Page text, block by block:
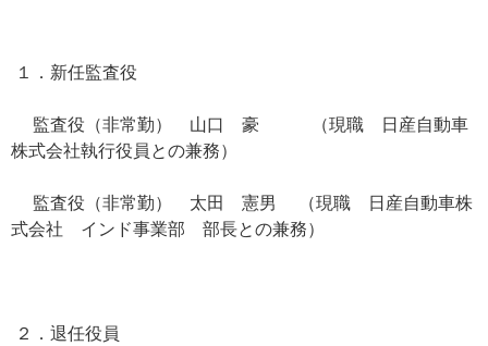
１．新任監査役
監査役（非常勤） 山口 豪 （現職 日産自動車
株式会社執行役員との兼務）
監査役（非常勤） 太田 憲男 （現職 日産自動車株
式会社 インド事業部 部長との兼務）
２．退任役員